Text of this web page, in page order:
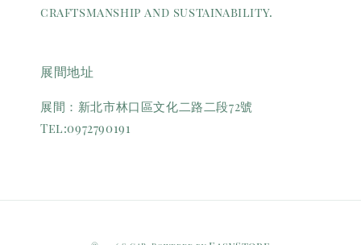
craftsmanship and sustainability.
展間地址
展間：新北市林口區文化二路二段72號
Tel:0972790191